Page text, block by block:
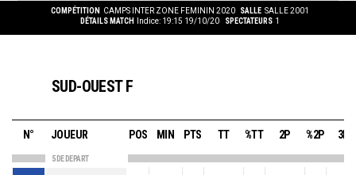
COMPÉTITION CAMPS INTER ZONE FEMININ 2020 SALLE SALLE 2001
DÉTAILS MATCH
Indice: 19:15 19/10/20 SPECTATEURS 1
SUD-OUEST F
N° JOUEUR POS MIN PTS TT %TT 2P %2P 3P
5 DE DEPART